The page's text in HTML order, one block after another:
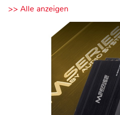
>> Alle anzeigen